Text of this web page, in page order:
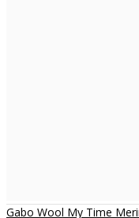
Gabo Wool My Time